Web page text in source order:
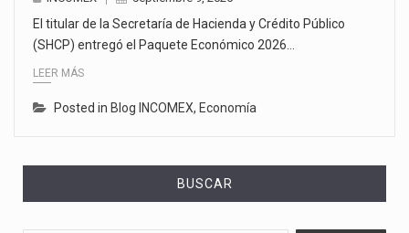
El titular de la Secretaría de Hacienda y Crédito Público
(SHCP) entregó el Paquete Económico 2026…
LEER MÁS
Posted in Blog INCOMEX, Economía
BUSCAR